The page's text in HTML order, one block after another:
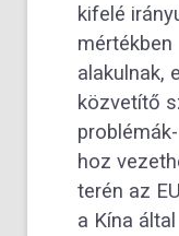
kifelé
mértékben
alakulnak,
közvetítő
problémák-
hoz
terén az
a Kína által